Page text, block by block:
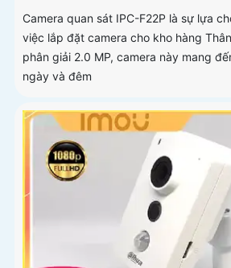
Camera quan sát IPC-F22P là sự lựa
việc lắp đặt camera cho kho hàng
phân giải 2.0 MP, camera này mang
ngày và đêm